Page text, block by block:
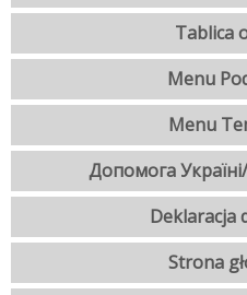
Tablica
Menu
Menu
Допомога
Deklaracja
Strona